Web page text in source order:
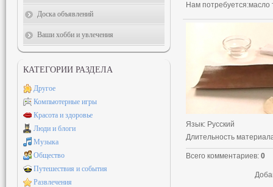
Нам потребуется:масло
Язык: Русский
Длительность
Всего комментариев: 0
Доска объявлений
Ваши хобби и увлечения
КАТЕГОРИИ РАЗДЕЛА
Другое
Компьютерные игры
Красота и здоровье
Люди и блоги
Музыка
Общество
Путешествия и события
Развлечения